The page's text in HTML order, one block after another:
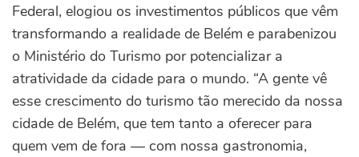
Federal, elogiou os investimentos públicos que vêm
transformando a realidade de Belém e parabenizou
o Ministério do Turismo por potencializar a
atratividade da cidade para o mundo. “A gente vê
esse crescimento do turismo tão merecido da nossa
cidade de Belém, que tem tanto a oferecer para
quem vem de fora — com nossa gastronomia,